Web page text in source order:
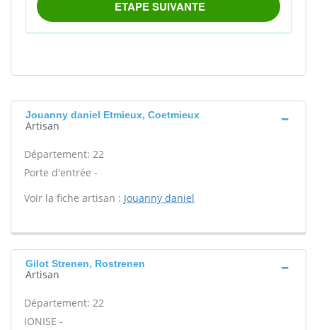
Jouanny daniel Etmieux, Coetmieux
Artisan
Département: 22
Porte d'entrée -
Voir la fiche artisan : Jouanny daniel
Gilot Strenen, Rostrenen
Artisan
Département: 22
IONISE -